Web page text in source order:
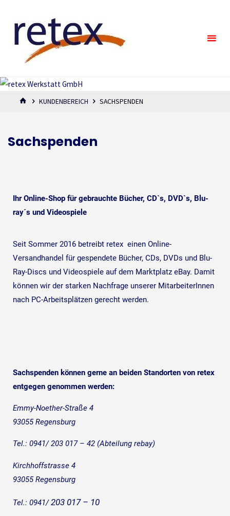
KUNDENBEREICH SACHSPENDEN
Sachspenden
Ihr Online-Shop für gebrauchte Bücher, CD`s, DVD`s, Blu-
ray´s und Videospiele
Seit Sommer 2016 betreibt retex einen Online-
Versandhandel für gespendete Bücher, CDs, DVDs und Blu-
Ray-Discs und Videospiele auf dem Marktplatz eBay. Damit
können wir der starken Nachfrage unserer MitarbeiterInnen
nach PC-Arbeitsplätzen gerecht werden.
Sachspenden können gerne an beiden Standorten von retex
entgegen genommen werden:
Emmy-Noether-Straße 4
93055 Regensburg
Tel.: 0941/ 203 017 – 42 (Abteilung rebay)
Kirchhoffstrasse 4
93055 Regensburg
Tel.: 0941/203 017 – 10